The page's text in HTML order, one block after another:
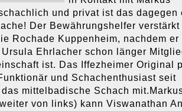
und privat ist das dagegen
Der Bewährungshelfer verstärkt
Rochade Kuppenheim, nachdem er
Ehrlacher schon länger
ist. Das Iffezheimer Original
und Schachenthusiast seit
mittelbadische Schach
von links) kann Viswanathan